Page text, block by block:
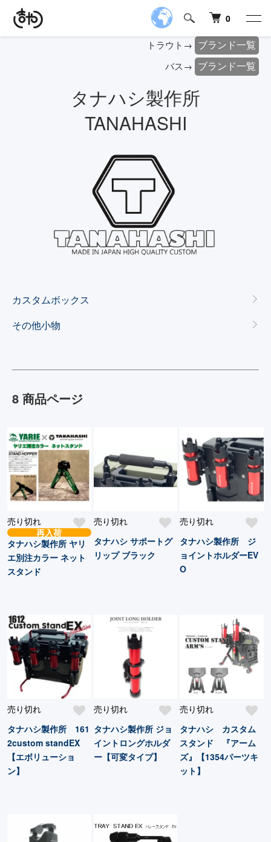
0
トラウト→ ブランド一覧
バス→ ブランド一覧
タナハシ製作所
TANAHASHI
カテゴリー一覧
カスタムボックス
その他小物
8 商品ページ
売り切れ
再入荷
タナハシ製作所 ヤリ
エ別注カラー ネット
スタンド
売り切れ
タナハシ サポートグ
リップ ブラック
売り切れ
タナハシ製作所 ジ
ョイントホルダーEV
O
売り切れ
タナハシ製作所 161
2custom standEX
【エボリューショ
ン】
売り切れ
タナハシ製作所 ジョ
イントロングホルダ
ー【可変タイプ】
売り切れ
タナハシ カスタム
スタンド 『アーム
ズ』【1354パーツキ
ット】